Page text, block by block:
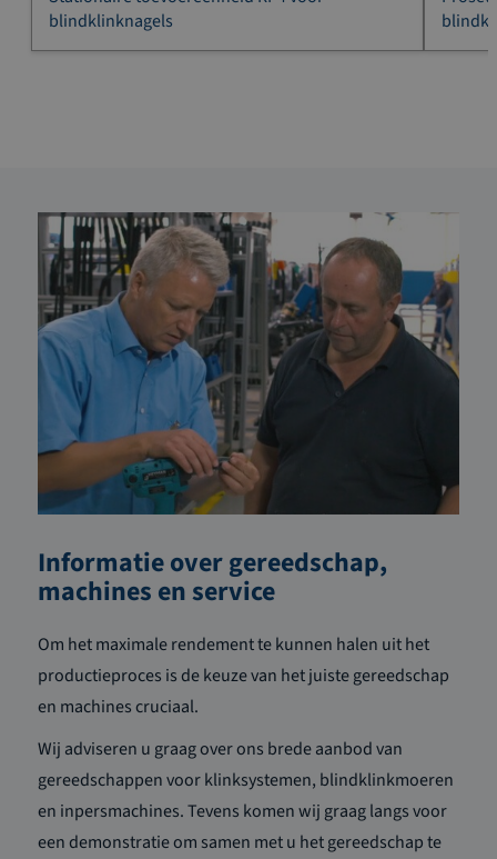
blindklinknagels
Informatie over gereedschap,
machines en service
Om het maximale rendement te kunnen halen uit het
productieproces is de keuze van het juiste gereedschap
en machines cruciaal.
Wij adviseren u graag over ons brede aanbod van
gereedschappen voor klinksystemen, blindklinkmoeren
en inpersmachines. Tevens komen wij graag langs voor
een demonstratie om samen met u het gereedschap te